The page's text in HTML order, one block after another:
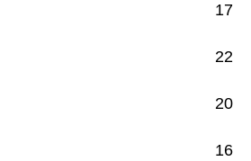
17
22
20
16